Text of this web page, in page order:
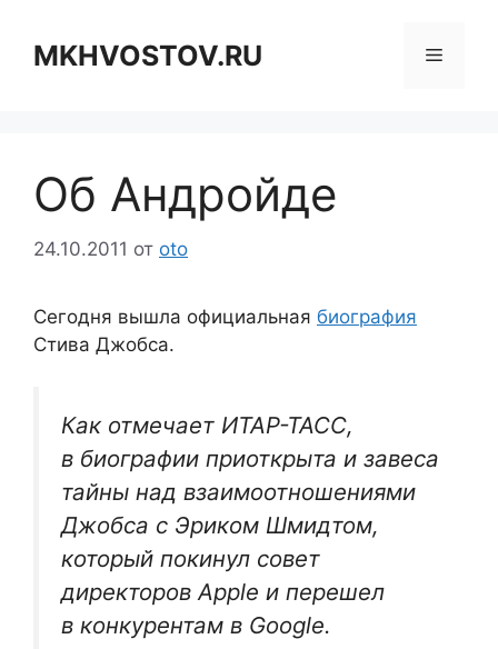
содержимому
MKHVOSTOV.RU Меню
Об Андройде
24.10.2011 от oto
Сегодня вышла официальная биография
Стива Джобса.
Как отмечает ИТАР-ТАСС,
в биографии приоткрыта и завеса
тайны над взаимоотношениями
Джобса с Эриком Шмидтом,
который покинул совет
директоров Apple и перешел
в конкурентам в Google.